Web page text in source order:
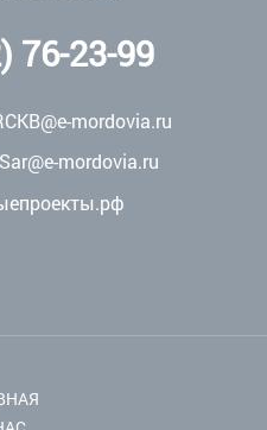
76-23-99
mordovia.ru
mordovia.ru